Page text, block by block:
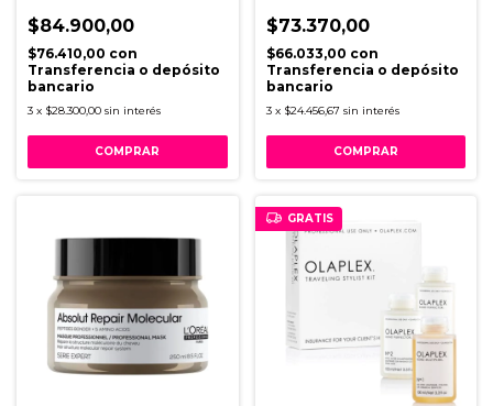
$84.900,00
$76.410,00 con
Transferencia o depósito
bancario
3 x $28.300,00 sin interés
100ML
$73.370,00
$66.033,00 con
Transferencia o depósito
bancario
3 x $24.456,67 sin interés
GRATIS